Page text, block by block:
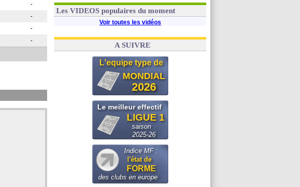
-
-
-
-
06/08 OM: le club prêt à libérer Kondogbia ?
Les VIDEOS populaires du moment
Voir toutes les vidéos
A SUIVRE
L'equipe type de
MONDIAL
2026
Le meilleur effectif
LIGUE 1
saison
2025-26
Indice MF :
l'état de
FORME
des clubs en europe